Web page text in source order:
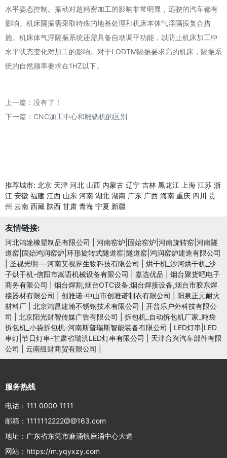
水平姿态控制。振动对超精密加工的影响非常明显，远驶的汽车都有
影响。机床隔振需采取特殊的地基处理和机床本体气浮隔振复合措
施。机床体气浮隔振系统还需具备自动调平功能，以防止机床加工中
水平状态变化对加工的影响。对于LODTM隔振要求高的机床，隔振系
统的自然频率要求在1HZ以下。
上一篇：没有了！
下一篇： CNC加工中心和雕铣机的区别
推荐城市: 北京 天津 河北 山西 内蒙古 辽宁 吉林 黑龙江 上海 江苏 浙
江 安徽 福建 江西 山东 河南 湖北 湖南 广东 广西 海南 重庆 四川 贵
州 云南 西藏 陕西 甘肃 青海 宁夏 新疆
友情链接:
河北鸿途橡塑制品有限公司
河南窑炉|固始窑炉|河南旋转窑|河南隧
道窑|固始鸿润窑炉|环形旋转式隧道窑|隧道窑|鸿润窑炉建造有限公司
圣视光明---河南艾视界生物科技有限公司
烘干机_沙河烘干机_沙
子烘干机-信阳市嵩语机械设备有限公司
嘉选优品
烟台聚货吧电子
商务有限公司
烟台焊割,烟台OTC设备,烟台焊接设备,烟台市胶东焊
接器材有限公司
创雅诺-中山市创雅诺制衣有限公司
阳泉正元耐火
材料厂
北京鸿昌建翰不锈钢技术有限公司
开普乐户外科技有限公
司
北京阳光财智传媒广告有限公司
拆包机_自动拆包机厂家_吨袋
拆包机_小袋拆包机-河南斯普瑞斯智能装备有限公司
LED灯串|LED
串灯|节日灯串-甘肃省瑞洪LED灯串有限公司
天津合兴汽车部件有限
公司
云南纽财商贸有限公司
服务热线
电话：111 0000 1111
邮箱：1111112222@@163.com
地址：广东省东莞市麻涌镇麻涌中心大道
网站：https://m.yqyxzy.com